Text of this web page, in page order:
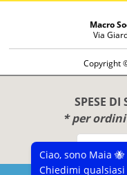
SPESE DI
* per
Macro
Via
Copyright
Ciao, sono Maia 🐝
Chiedimi qualsiasi